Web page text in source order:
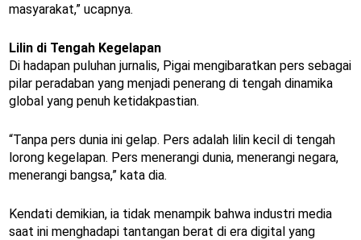
masyarakat,” ucapnya.
Lilin di Tengah Kegelapan
Di hadapan puluhan jurnalis, Pigai mengibaratkan pers sebagai
pilar peradaban yang menjadi penerang di tengah dinamika
global yang penuh ketidakpastian.
“Tanpa pers dunia ini gelap. Pers adalah lilin kecil di tengah
lorong kegelapan. Pers menerangi dunia, menerangi negara,
menerangi bangsa,” kata dia.
Kendati demikian, ia tidak menampik bahwa industri media
saat ini menghadapi tantangan berat di era digital yang